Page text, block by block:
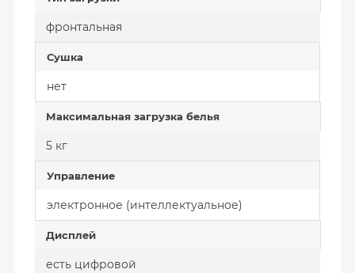
фронтальная
Сушка
нет
Максимальная загрузка белья
5 кг
Управление
электронное (интеллектуальное)
Дисплей
есть цифровой